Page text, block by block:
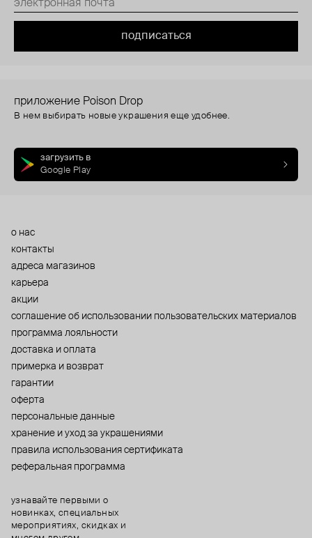
подписаться
приложение Poison Drop
В нем выбирать новые украшения еще удобнее.
загрузить в
Google Play
о нас
контакты
адреса магазинов
карьера
акции
cоглашение об использовании пользовательских материалов
программа лояльности
доставка и оплата
примерка и возврат
гарантии
оферта
персональные данные
хранение и уход за украшениями
правила использования сертификата
реферальная программа
узнавайте первыми о
новинках, специальных
мероприятиях, скидках и